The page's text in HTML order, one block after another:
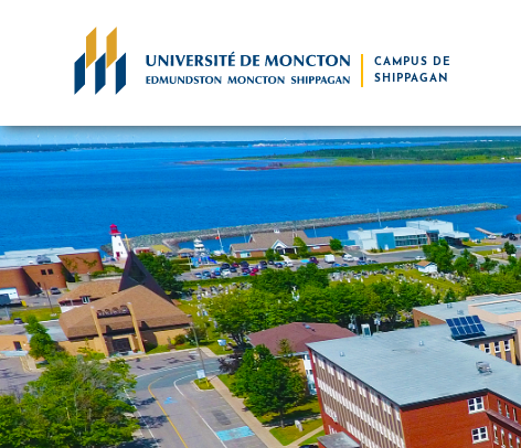
CAMPUS DE
SHIPPAGAN